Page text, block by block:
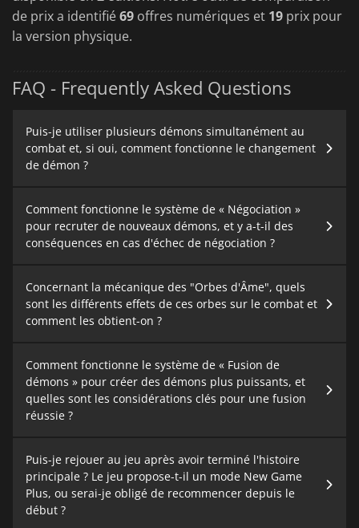
de prix a identifié69 offres numériques et 19 prix pour
la version physique.
FAQ - Frequently Asked Questions
Puis-je utiliser plusieurs démons simultanément au
combat et, si oui, comment fonctionne le changement
de démon ?
Comment fonctionne le système de « Négociation »
pour recruter de nouveaux démons, et y a-t-il des
conséquences en cas d'échec de négociation ?
Concernant la mécanique des "Orbes d'Âme", quels
sont les différents effets de ces orbes sur le combat et
comment les obtient-on ?
Comment fonctionne le système de « Fusion de
démons » pour créer des démons plus puissants, et
quelles sont les considérations clés pour une fusion
réussie ?
Puis-je rejouer au jeu après avoir terminé l'histoire
principale ? Le jeu propose-t-il un mode New Game
Plus, ou serai-je obligé de recommencer depuis le
début ?